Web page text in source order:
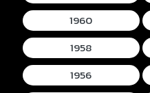
1960
1958
1956